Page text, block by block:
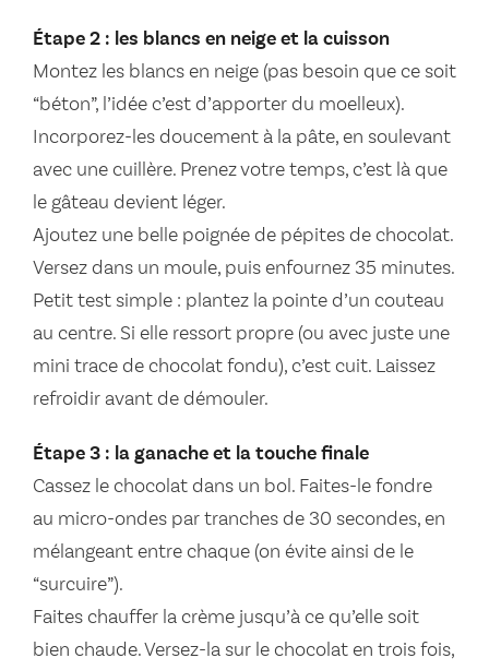
Étape 2 : les blancs en neige et la cuisson
Montez les blancs en neige (pas besoin que ce soit
“béton”, l’idée c’est d’apporter du moelleux).
Incorporez-les doucement à la pâte, en soulevant
avec une cuillère. Prenez votre temps, c’est là que
le gâteau devient léger.
Ajoutez une belle poignée de pépites de chocolat.
Versez dans un moule, puis enfournez 35 minutes.
Petit test simple : plantez la pointe d’un couteau
au centre. Si elle ressort propre (ou avec juste une
mini trace de chocolat fondu), c’est cuit. Laissez
refroidir avant de démouler.
Étape 3 : la ganache et la touche finale
Cassez le chocolat dans un bol. Faites-le fondre
au micro-ondes par tranches de 30 secondes, en
mélangeant entre chaque (on évite ainsi de le
“surcuire”).
Faites chauffer la crème jusqu’à ce qu’elle soit
bien chaude. Versez-la sur le chocolat en trois fois,